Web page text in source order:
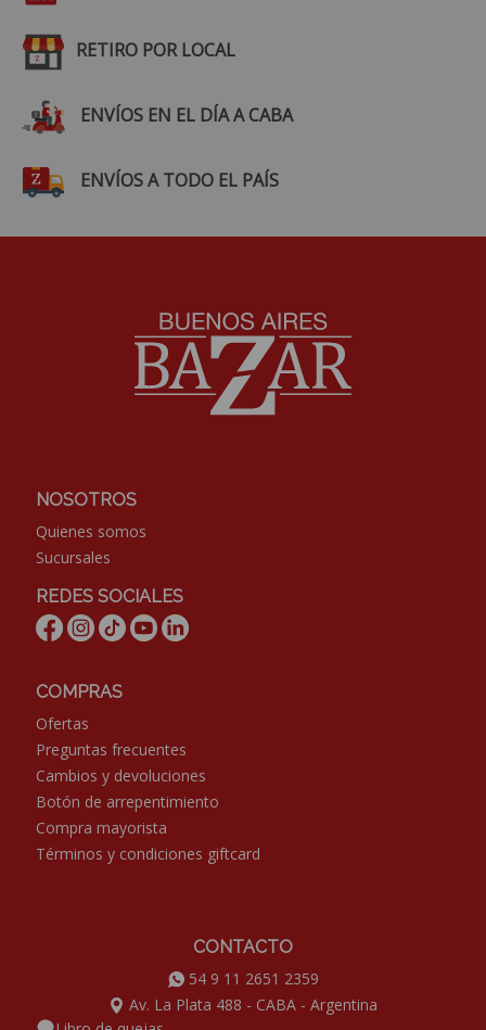
RETIRO POR LOCAL
ENVÍOS EN EL DÍA A CABA
ENVÍOS A TODO EL PAÍS
NOSOTROS
Quienes somos
Sucursales
REDES SOCIALES
COMPRAS
Ofertas
Preguntas frecuentes
Cambios y devoluciones
Botón de arrepentimiento
Compra mayorista
Términos y condiciones giftcard
CONTACTO
54 9 11 2651 2359
Av. La Plata 488 - CABA - Argentina